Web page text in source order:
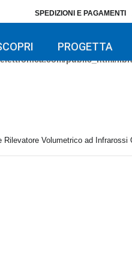
public_html/
public_html/
SPEDIZIONI E PAGAMENTI
PROGETTA
Rilevatore Volumetrico ad Infrarossi